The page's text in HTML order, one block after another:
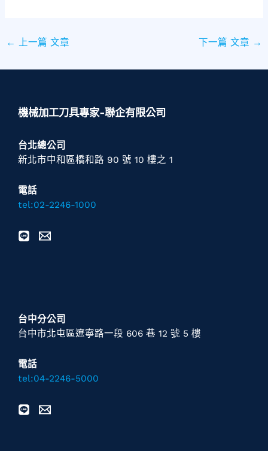
← 上一篇 文章 下一篇 文章 →
機械加工刀具專家-聯企有限公司
台北總公司
新北市中和區橋和路 90 號 10 樓之 1
電話
tel:02-2246-1000
台中分公司
台中市北屯區遼寧路一段 606 巷 12 號 5 樓
電話
tel:04-2246-5000